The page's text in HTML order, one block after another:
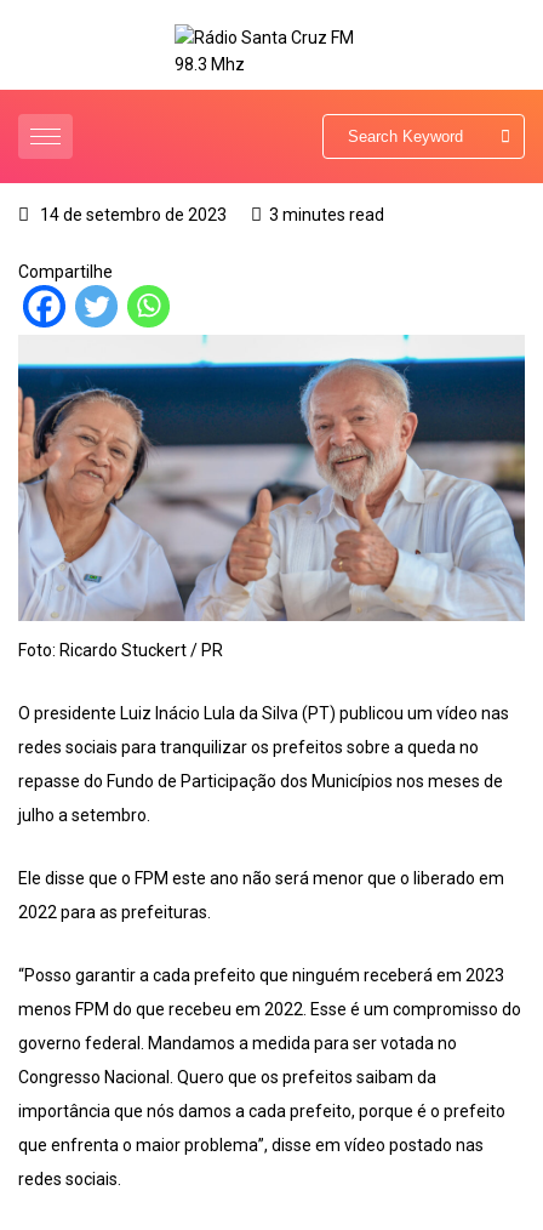
14 de setembro de 2023 3 minutes read
Compartilhe
Foto: Ricardo Stuckert / PR
O presidente Luiz Inácio Lula da Silva (PT) publicou um vídeo nas
redes sociais para tranquilizar os prefeitos sobre a queda no
repasse do Fundo de Participação dos Municípios nos meses de
julho a setembro.
Ele disse que o FPM este ano não será menor que o liberado em
2022 para as prefeituras.
“Posso garantir a cada prefeito que ninguém receberá em 2023
menos FPM do que recebeu em 2022. Esse é um compromisso do
governo federal. Mandamos a medida para ser votada no
Congresso Nacional. Quero que os prefeitos saibam da
importância que nós damos a cada prefeito, porque é o prefeito
que enfrenta o maior problema”, disse em vídeo postado nas
redes sociais.